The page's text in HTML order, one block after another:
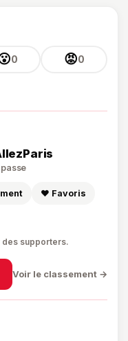
0 😡0
passe
❤️ Favoris
des supporters.
Voir le classement →